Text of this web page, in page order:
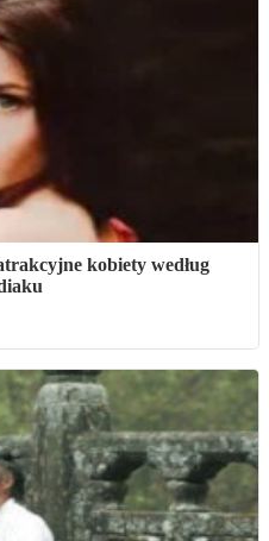
kobiety według